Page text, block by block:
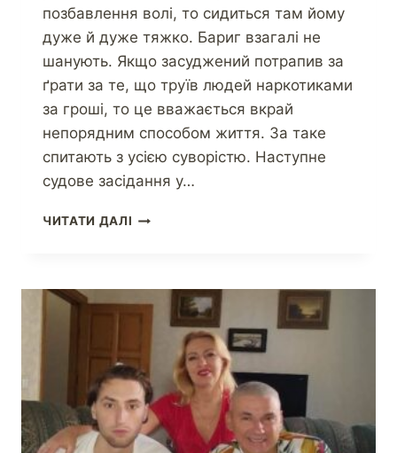
позбавлення волі, то сидиться там йому
дуже й дуже тяжко. Бариг взагалі не
шанують. Якщо засуджений потрапив за
ґрати за те, що труїв людей наркотиками
за гроші, то це вважається вкрай
непорядним способом життя. За таке
спитають з усією суворістю. Наступне
судове засідання у…
ЧИТАТИ ДАЛІ